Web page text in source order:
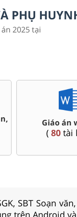
PHỤ
2025 tại
Giáo án
( 80tài
SBT Soạn
trên Android và